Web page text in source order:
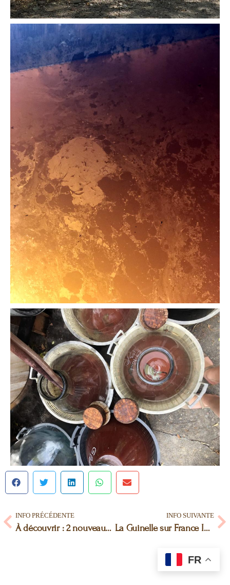
INFO PRÉCÉDENTE
À découvrir : 2 nouveaux articles sur La Guinelle
INFO SUIVANTE
La Guinelle sur France Inter
FR